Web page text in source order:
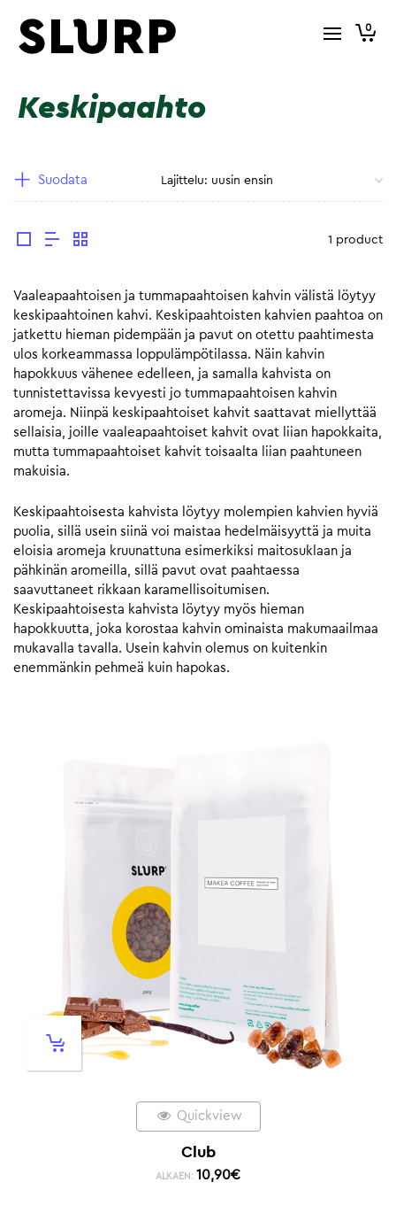
0
Keskipaahto
Suodata
1 product
Vaaleapaahtoisen ja tummapaahtoisen kahvin välistä löytyy
keskipaahtoinen kahvi. Keskipaahtoisten kahvien paahtoa on
jatkettu hieman pidempään ja pavut on otettu paahtimesta
ulos korkeammassa loppulämpötilassa. Näin kahvin
hapokkuus vähenee edelleen, ja samalla kahvista on
tunnistettavissa kevyesti jo tummapaahtoisen kahvin
aromeja. Niinpä keskipaahtoiset kahvit saattavat miellyttää
sellaisia, joille vaaleapaahtoiset kahvit ovat liian hapokkaita,
mutta tummapaahtoiset kahvit toisaalta liian paahtuneen
makuisia.
Keskipaahtoisesta kahvista löytyy molempien kahvien hyviä
puolia, sillä usein siinä voi maistaa hedelmäisyyttä ja muita
eloisia aromeja kruunattuna esimerkiksi maitosuklaan ja
pähkinän aromeilla, sillä pavut ovat paahtaessa
saavuttaneet rikkaan karamellisoitumisen.
Keskipaahtoisesta kahvista löytyy myös hieman
hapokkuutta, joka korostaa kahvin ominaista makumaailmaa
mukavalla tavalla. Usein kahvin olemus on kuitenkin
enemmänkin pehmeä kuin hapokas.
Quickview
Club
ALKAEN: 10,90€